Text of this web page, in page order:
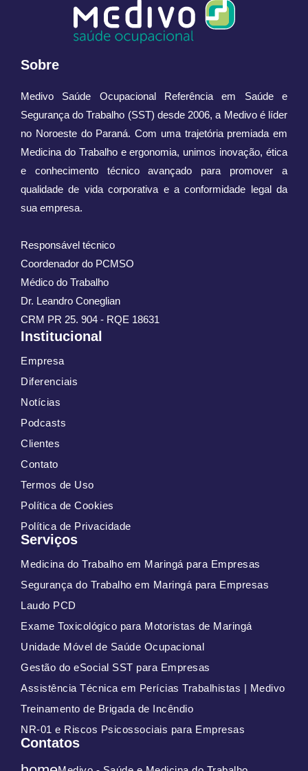
Sobre
Medivo Saúde Ocupacional Referência em Saúde e
Segurança do Trabalho (SST) desde 2006, a Medivo é líder
no Noroeste do Paraná. Com uma trajetória premiada em
Medicina do Trabalho e ergonomia, unimos inovação, ética
e conhecimento técnico avançado para promover a
qualidade de vida corporativa e a conformidade legal da
sua empresa.
Responsável técnico
Coordenador do PCMSO
Médico do Trabalho
Dr. Leandro Coneglian
CRM PR 25. 904 - RQE 18631
Institucional
Empresa
Diferenciais
Notícias
Podcasts
Clientes
Contato
Termos de Uso
Política de Cookies
Política de Privacidade
Serviços
Medicina do Trabalho em Maringá para Empresas
Segurança do Trabalho em Maringá para Empresas
Laudo PCD
Exame Toxicológico para Motoristas de Maringá
Unidade Móvel de Saúde Ocupacional
Gestão do eSocial SST para Empresas
Assistência Técnica em Perícias Trabalhistas | Medivo
Treinamento de Brigada de Incêndio
NR-01 e Riscos Psicossociais para Empresas
Contatos